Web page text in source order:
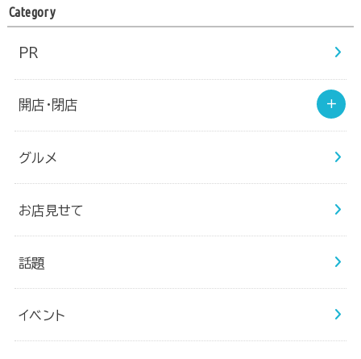
Category
PR
開店・閉店
グルメ
お店見せて
話題
イベント